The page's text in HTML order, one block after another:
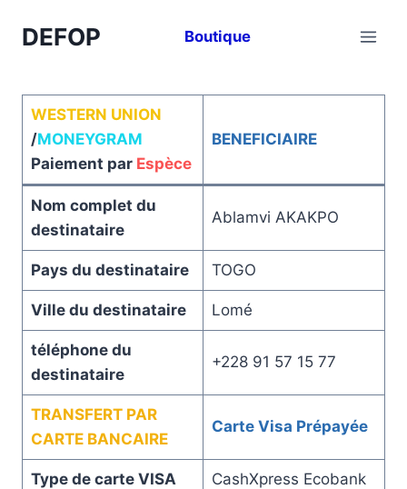
DEFOP Boutique
WESTERN UNION
/MONEYGRAM
Paiement parEspèce
BENEFICIAIRE
Nom complet du
destinataire
Ablamvi AKAKPO
Pays du destinataire TOGO
Ville du destinataire Lomé
téléphone du
destinataire
+228 91 57 15 77
TRANSFERT PAR
CARTE BANCAIRE
Carte Visa Prépayée
Type de carte VISA CashXpress Ecobank